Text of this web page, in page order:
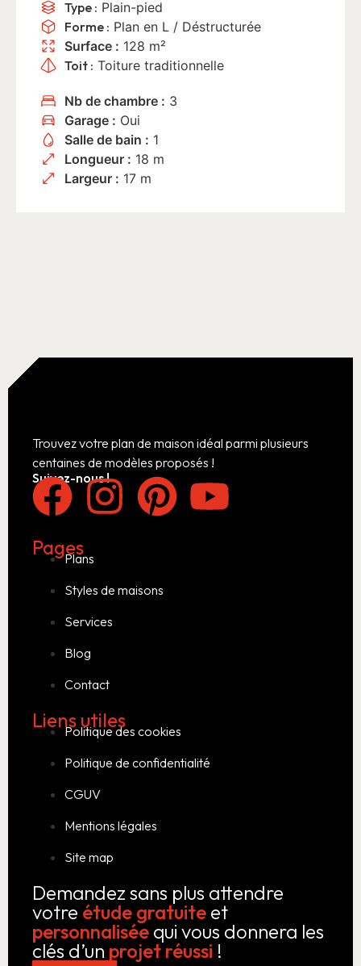
Type : Plain-pied
Forme : Plan en L / Déstructurée
Surface : 128 m²
Toit : Toiture traditionnelle
Nb de chambre : 3
Garage : Oui
Salle de bain : 1
Longueur : 18 m
Largeur : 17 m
Trouvez votre plan de maison idéal parmi plusieurs
centaines de modèles proposés !
Suivez-nous !
Pages
Plans
Styles de maisons
Services
Blog
Contact
Liens utiles
Politique des cookies
Politique de confidentialité
CGUV
Mentions légales
Site map
Demandez sans plus attendre
votre étude gratuite et
personnalisée qui vous donnera les
clés d’un projet réussi !